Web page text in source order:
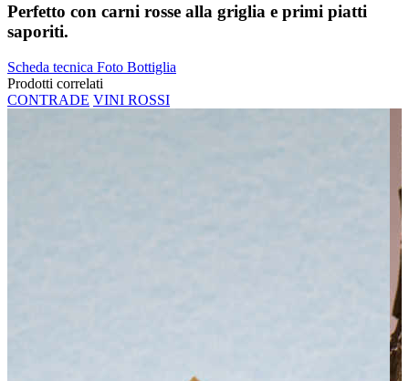
Perfetto con carni rosse alla griglia e primi piatti
saporiti.
Scheda tecnica Foto Bottiglia
Prodotti correlati
CONTRADE VINI ROSSI